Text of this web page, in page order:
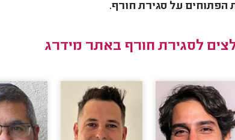
הפתוחים על סגירת חורף.
לסגירת חורף באתר מידרג